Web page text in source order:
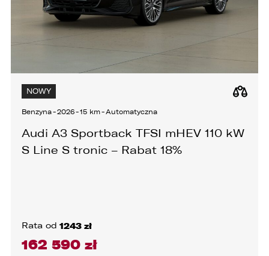
NOWY
Benzyna-2026-15 km-Automatyczna
Audi A3 Sportback TFSI mHEV 110 kW
S Line S tronic – Rabat 18%
Rata od 1243 zł
162 590 zł